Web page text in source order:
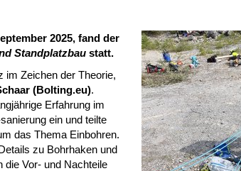
2025, fand der
Standplatzbau statt.
im Zeichen der Theorie,
(Bolting.eu).
Erfahrung im
ein und teilte
das Thema Einbohren.
zu Bohrhaken und
die Vor- und Nachteile